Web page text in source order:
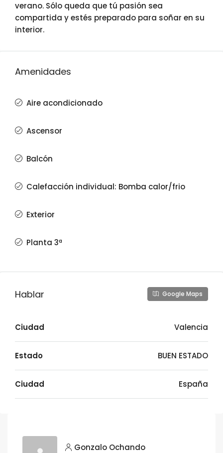
verano. Sólo queda que tú pasión sea
compartida y estés preparado para soñar en su
interior.
Amenidades
Aire acondicionado
Ascensor
Balcón
Calefacción individual: Bomba calor/frio
Exterior
Planta 3ª
Hablar Google Maps
Ciudad Valencia
Estado BUEN ESTADO
Ciudad España
Gonzalo Ochando